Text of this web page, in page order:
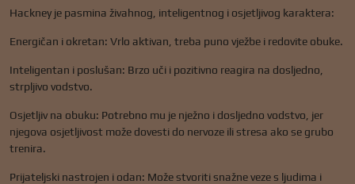
Hackney je pasmina živahnog, inteligentnog i osjetljivog karaktera:
Energičan i okretan: Vrlo aktivan, treba puno vježbe i redovite obuke.
Inteligentan i poslušan: Brzo uči i pozitivno reagira na dosljedno,
strpljivo vodstvo.
Osjetljiv na obuku: Potrebno mu je nježno i dosljedno vodstvo, jer
njegova osjetljivost može dovesti do nervoze ili stresa ako se grubo
trenira.
Prijateljski nastrojen i odan: Može stvoriti snažne veze s ljudima i